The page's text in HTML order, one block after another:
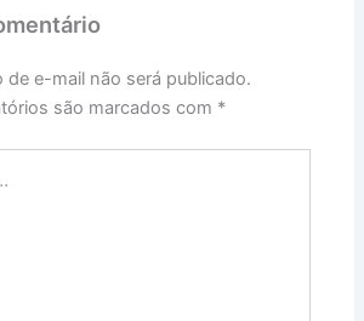
de e-mail não será publicado.
são marcados com *